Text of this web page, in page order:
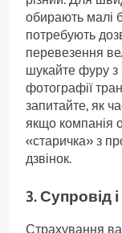
обирають малі
потребують
перевезення
шукайте фуру з
фотографії
запитайте, як
якщо компанія
«старичка» з
дзвінок.
3. Супровід
Страхування